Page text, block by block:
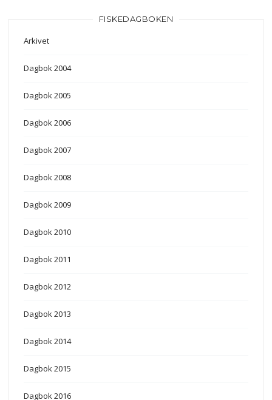
FISKEDAGBOKEN
Arkivet
Dagbok 2004
Dagbok 2005
Dagbok 2006
Dagbok 2007
Dagbok 2008
Dagbok 2009
Dagbok 2010
Dagbok 2011
Dagbok 2012
Dagbok 2013
Dagbok 2014
Dagbok 2015
Dagbok 2016